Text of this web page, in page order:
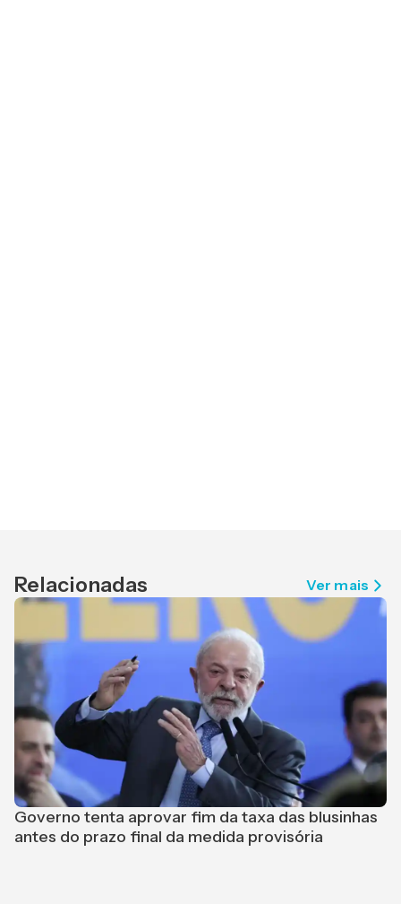
Relacionadas Ver mais
Governo tenta aprovar fim da taxa das blusinhas
antes do prazo final da medida provisória